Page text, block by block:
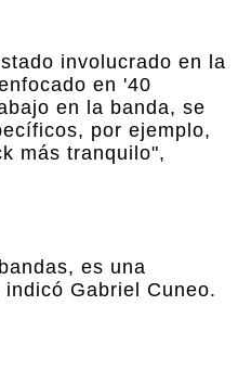
involucrado en la
en '40
en la banda, se
por ejemplo,
más tranquilo",
es una
Gabriel Cuneo.